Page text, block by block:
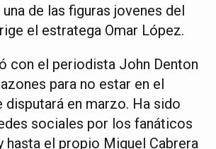
de las figuras jovenes del
el estratega Omar López.
con el periodista John Denton
para no estar en el
disputará en marzo. Ha sido
sociales por los fanáticos
hasta el propio Miguel Cabrera